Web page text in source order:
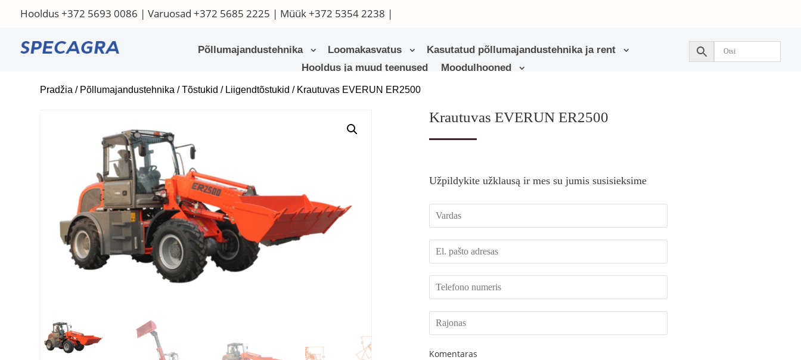
Hooldus+372 5693 0086 | Varuosad +372 5685 2225 | Müük+372 5354 2238 |
Põllumajandustehnika Loomakasvatus
Kasutatud põllumajandustehnika ja rent
Hooldus ja muud teenused
Moodulhooned
Pradžia / Põllumajandustehnika /Tõstukid / Liigendtõstukid / Krautuvas EVERUN ER2500
Krautuvas EVERUN ER2500
Užpildykite užklausą ir mes su jumis susisieksime
Komentaras